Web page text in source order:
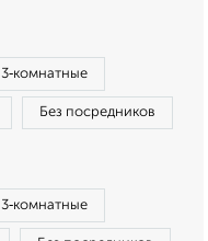
3‑комнатные
Без посредников
3‑комнатные